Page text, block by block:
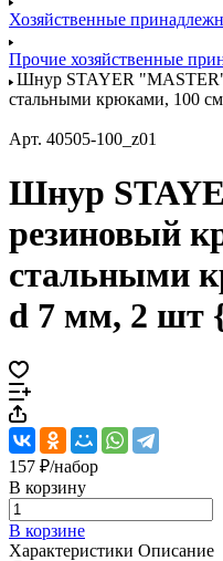
Хозяйственные
Прочие хозяйственные
Шнур STAYER
стальными крюками, 100
Арт. 40505-100_z01
Шнур
резиновый
стальными
d 7 мм, 2 шт
157 ₽/набор
В корзину
В корзине
Характеристики Описание